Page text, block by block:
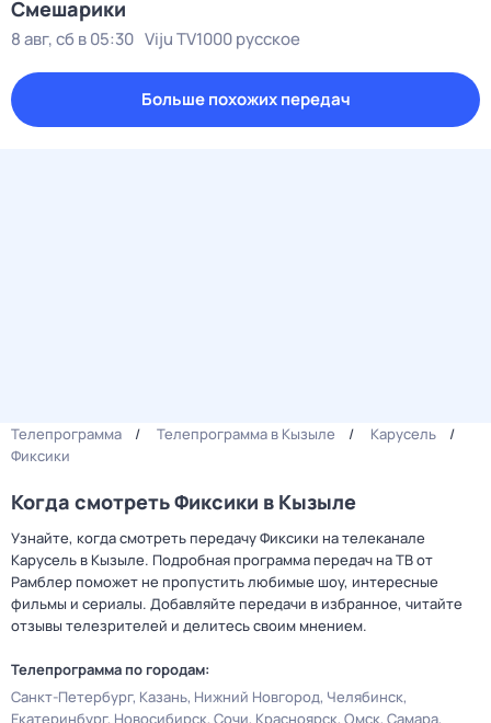
Смешарики
8 авг, сб в 05:30 Viju TV1000 русское
Больше похожих передач
Телепрограмма Телепрограмма в Кызыле
Карусель
Фиксики
Когда смотреть Фиксики в Кызыле
Узнайте, когда смотреть передачу Фиксики на телеканале
Карусель в Кызыле. Подробная программа передач на ТВ от
Рамблер поможет не пропустить любимые шоу, интересные
фильмы и сериалы. Добавляйте передачи в избранное, читайте
отзывы телезрителей и делитесь своим мнением.
Телепрограмма по городам:
Санкт-Петербург Казань Нижний Новгород Челябинск
Екатеринбург Новосибирск Сочи Красноярск Омск Самара